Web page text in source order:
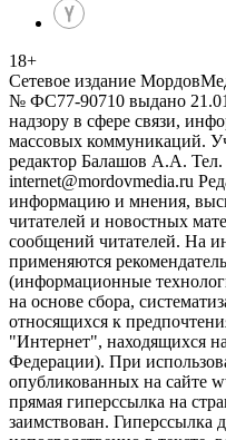
18+
Сетевое издание
№ ФС77-90710 выдано
надзору в сфере связи,
массовых коммуникаций.
редактор Балашов А.А. Тел.
internet@mordovmedia.ru
информацию и мнения,
читателей и новостных
сообщений читателей. На
применяются
(информационные
на основе сбора,
относящихся к
"Интернет", находящихся
Федерации). При
опубликованных на сайте
прямая гиперссылка на
заимствован. Гиперссылка